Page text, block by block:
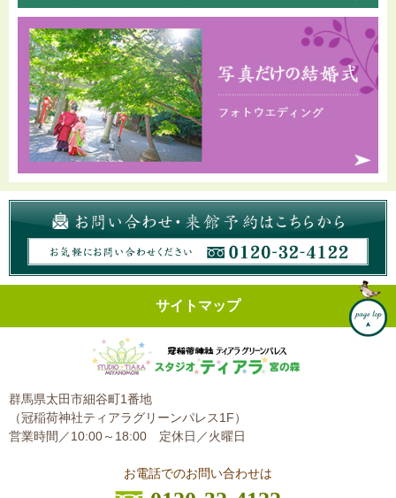
サイトマップ
群馬県太田市細谷町1番地
（冠稲荷神社ティアラグリーンパレス1F）
営業時間／10:00～18:00 定休日／火曜日
お電話でのお問い合わせは